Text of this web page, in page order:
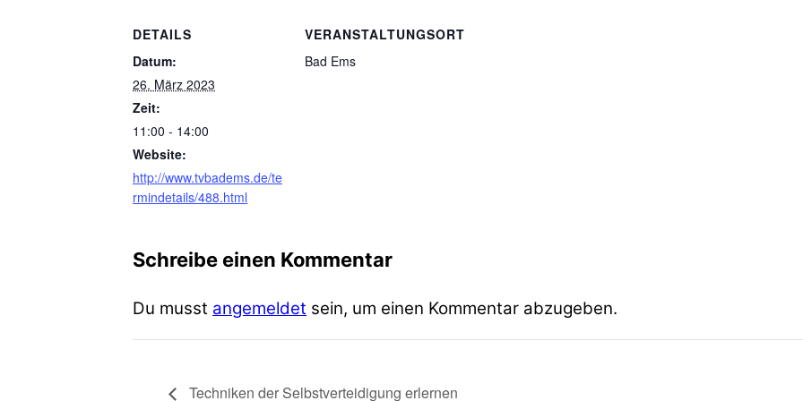
DETAILS
Datum:
26. März 2023
Zeit:
11:00 - 14:00
Website:
http://www.tvbadems.de/te
rmindetails/488.html
VERANSTALTUNGSORT
Bad Ems
Schreibe einen Kommentar
Du musst angemeldet sein, um einen Kommentar abzugeben.
Techniken der Selbstverteidigung erlernen